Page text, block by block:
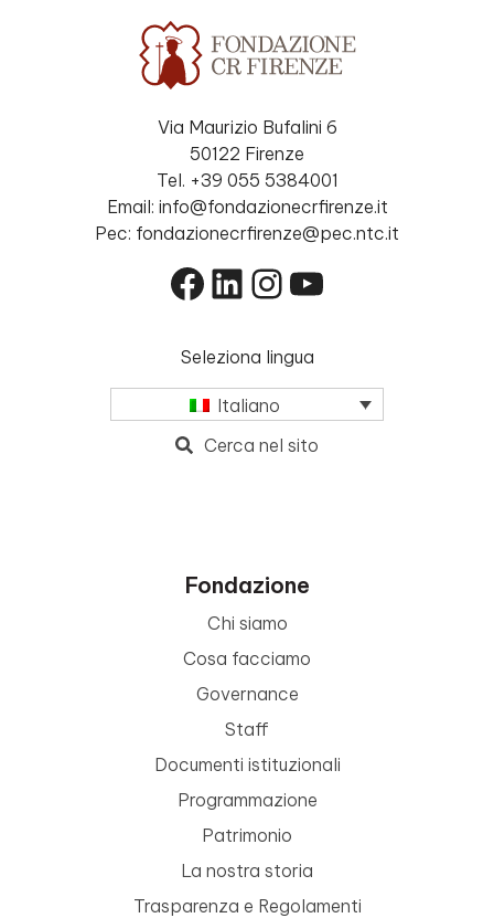
Via Maurizio Bufalini 6
50122 Firenze
Tel. +39 055 5384001
Email: info@fondazionecrfirenze.it
Pec: fondazionecrfirenze@pec.ntc.it
Facebook
LinkedIn
Instagram
YouTube
Seleziona lingua
Italiano
Cerca nel sito
Fondazione
Chi siamo
Cosa facciamo
Governance
Staff
Documenti istituzionali
Programmazione
Patrimonio
La nostra storia
Trasparenza e Regolamenti